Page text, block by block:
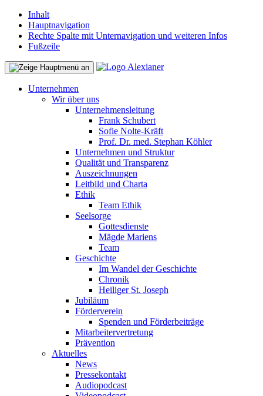
Inhalt
Hauptnavigation
Rechte Spalte mit Unternavigation und weiteren Infos
Fußzeile
Unternehmen
Wir über uns
Unternehmensleitung
Frank Schubert
Sofie Nolte-Kräft
Prof. Dr. med. Stephan Köhler
Unternehmen und Struktur
Qualität und Transparenz
Auszeichnungen
Leitbild und Charta
Ethik
Team Ethik
Seelsorge
Gottesdienste
Mägde Mariens
Team
Geschichte
Im Wandel der Geschichte
Chronik
Heiliger St. Joseph
Jubiläum
Förderverein
Spenden und Förderbeiträge
Mitarbeitervertretung
Prävention
Aktuelles
News
Pressekontakt
Audiopodcast